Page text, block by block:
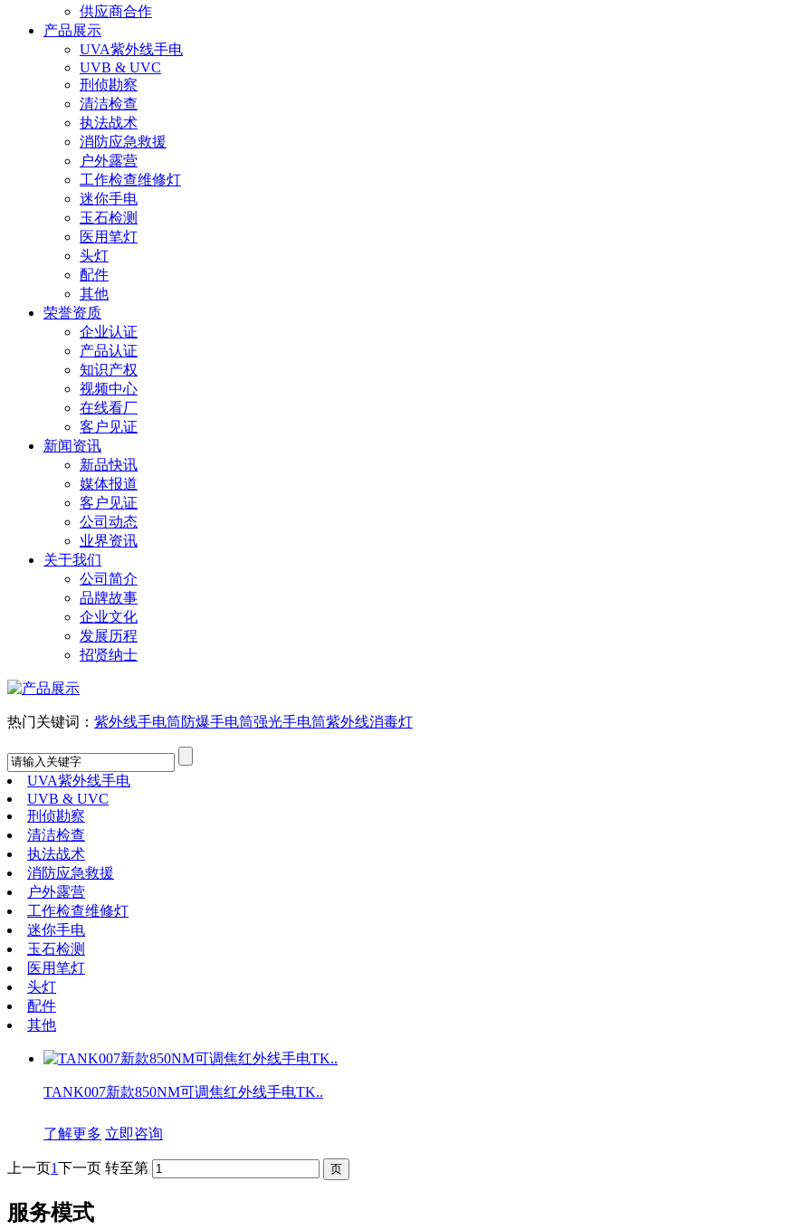
供应商合作
产品展示
UVA紫外线手电
UVB & UVC
刑侦勘察
清洁检查
执法战术
消防应急救援
户外露营
工作检查维修灯
迷你手电
玉石检测
医用笔灯
头灯
配件
其他
荣誉资质
企业认证
产品认证
知识产权
视频中心
在线看厂
客户见证
新闻资讯
新品快讯
媒体报道
客户见证
公司动态
业界资讯
关于我们
公司简介
品牌故事
企业文化
发展历程
招贤纳士
热门关键词： 紫外线手电筒防爆手电筒强光手电筒紫外线消毒灯
UVA紫外线手电
UVB & UVC
刑侦勘察
清洁检查
执法战术
消防应急救援
户外露营
工作检查维修灯
迷你手电
玉石检测
医用笔灯
头灯
配件
其他
TANK007新款850NM可调焦红外线手电TK..
了解更多 立即咨询
上一页1下一页 转至第
服务模式